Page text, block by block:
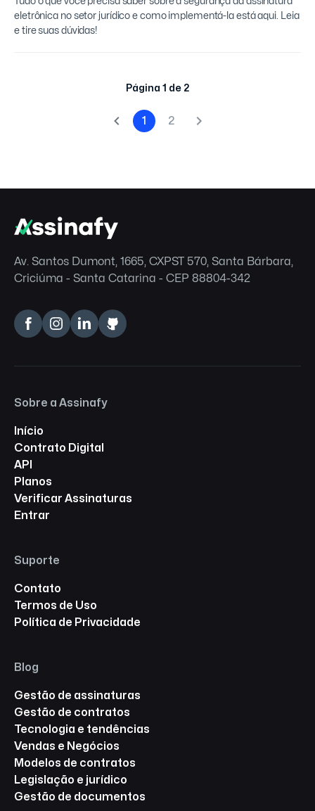
eletrônica no setor jurídico e como implementá-la está aqui. Leia
e tire suas dúvidas!
Página 1 de 2
1 2
Av. Santos Dumont, 1665, CXPST 570, Santa Bárbara,
Criciúma - Santa Catarina - CEP 88804-342
Sobre a Assinafy
Início
Contrato Digital
API
Planos
Verificar Assinaturas
Entrar
Suporte
Contato
Termos de Uso
Política de Privacidade
Blog
Gestão de assinaturas
Gestão de contratos
Tecnologia e tendências
Vendas e Negócios
Modelos de contratos
Legislação e jurídico
Gestão de documentos